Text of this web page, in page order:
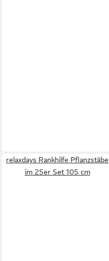
relaxdays Rankhilfe Pflanzstäbe
im 25er Set 105 cm